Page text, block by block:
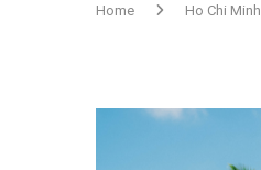
Home Ho Chi Minh